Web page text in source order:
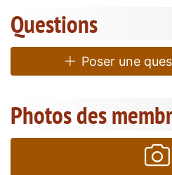
Questions
Poser une
Photos des